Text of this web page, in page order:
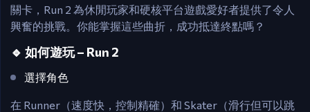
關卡，Run 2 為休閒玩家和硬核平台遊戲愛好者提供了令人
興奮的挑戰。你能掌握這些曲折，成功抵達終點嗎？
🔹 如何遊玩 – Run 2
選擇角色
在 Runner（速度快，控制精確）和 Skater（滑行但可以跳